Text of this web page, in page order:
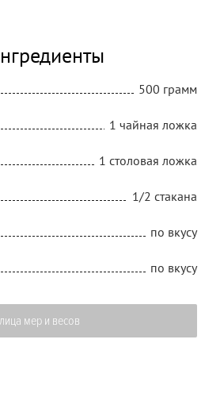
500 грамм
1 чайная ложка
1 столовая ложка
1/2 стакана
по вкусу
по вкусу
мер и весов